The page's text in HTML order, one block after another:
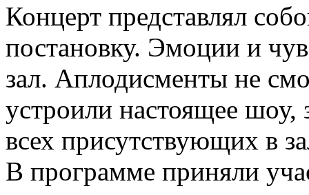
Концерт представлял
постановку. Эмоции и
зал. Аплодисменты не
устроили настоящее шоу,
всех присутствующих в
В программе приняли